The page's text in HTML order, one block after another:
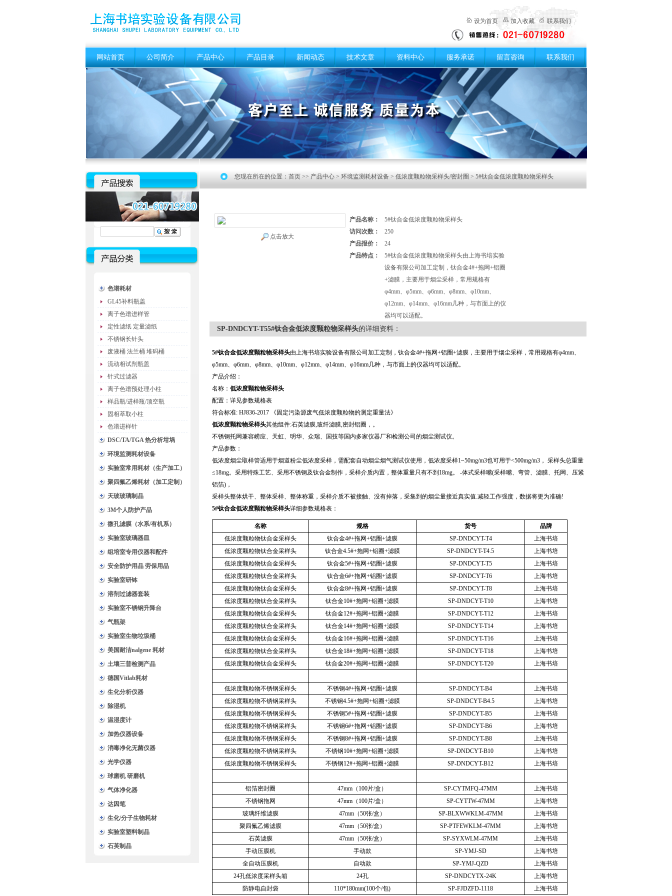
设为首页 加入收藏 联系我们
网站首页 公司简介 产品中心 产品目录 新闻动态 技术文章 资料中心 服务承诺 留言咨询 联系我们
色谱耗材
GL45补料瓶盖
离子色谱进样管
定性滤纸 定量滤纸
不锈钢长针头
废液桶 法兰桶 堆码桶
流动相试剂瓶盖
针式过滤器
离子色谱预处理小柱
样品瓶/进样瓶/顶空瓶
固相萃取小柱
色谱进样针
DSC/TA/TGA 热分析坩埚
环境监测耗材设备
实验室常用耗材（生产加工）
聚四氟乙烯耗材（加工定制）
天玻玻璃制品
3M个人防护产品
微孔滤膜（水系/有机系）
实验室玻璃器皿
组培室专用仪器和配件
安全防护用品 劳保用品
实验室研钵
溶剂过滤器套装
实验室不锈钢升降台
气瓶架
实验室生物垃圾桶
美国耐洁nalgene 耗材
土壤三普检测产品
德国Vitlab耗材
生化分析仪器
除湿机
温湿度计
加热仪器设备
消毒净化无菌仪器
光学仪器
球磨机 研磨机
气体净化器
达因笔
生化/分子生物耗材
实验室塑料制品
石英制品
您现在所在的位置： 首页 >> 产品中心 > 环境监测耗材设备 > 低浓度颗粒物采样头/密封圈 > 5#钛合金低浓度颗粒物采样头
点击放大
产品名称：
5#钛合金低浓度颗粒物采样头
访问次数：
250
产品报价：
24
产品特点：
5#钛合金低浓度颗粒物采样头由上海书培实验
设备有限公司加工定制，钛合金4#+拖网+铝圈
+滤膜，主要用于烟尘采样，常用规格有
φ4mm、φ5mm、φ6mm、φ8mm、φ10mm、
φ12mm、φ14mm、φ16mm几种，与市面上的仪
器均可以适配。
SP-DNDCYT-T55#钛合金低浓度颗粒物采样头的详细资料：
5#钛合金低浓度颗粒物采样头由上海书培实验设备有限公司加工定制，钛合金4#+拖网+铝圈+滤膜，主要用于烟尘采样，常用规格有φ4mm、
φ5mm、φ6mm、φ8mm、φ10mm、φ12mm、φ14mm、φ16mm几种，与市面上的仪器均可以适配。
产品介绍：
名称： 低浓度颗粒物采样头
配置：详见参数规格表
符合标准: HJ836-2017
《固定污染源废气低浓度颗粒物的测定重量法》
低浓度颗粒物采样头其他组件:石英滤膜,玻纤滤膜,密封铝圈，。
不锈钢托网兼容崂应、天虹、明华、众瑞、国技等国内多家仪器厂和检测公司的烟尘测试仪。
产品参数：
低浓度烟尘取样管适用于烟道粉尘低浓度采样，需配套自动烟尘烟气测试仪使用，低浓度采样1~50mg/m3也可用于<500mg/m3 ， 采样头总重量
≤18mg。采用特殊工艺、采用不锈钢及钛合金制作，采样介质内置，整体重量只有不到 18mg。 -体式采样嘴(采样嘴、弯管、滤膜、托网、压紧
铝箔) ，
采样头整体烘干、整体采样、整体称重，采样介质不被接触、没有掉落，采集到的烟尘量接近真实值.减轻工作强度，数据将更为准确!
5#钛合金低浓度颗粒物采样头详细参数规格表：
名称 规格 货号
品牌
低浓度颗粒物钛合金采样头
钛合金4#+拖网+铝圈+滤膜 SP-DNDCYT-T4
上海书培
低浓度颗粒物钛合金采样头
钛合金4.5#+拖网+铝圈+滤膜 SP-DNDCYT-T4.5
上海书培
低浓度颗粒物钛合金采样头
钛合金5#+拖网+铝圈+滤膜 SP-DNDCYT-T5
上海书培
低浓度颗粒物钛合金采样头
钛合金6#+拖网+铝圈+滤膜 SP-DNDCYT-T6
上海书培
低浓度颗粒物钛合金采样头
钛合金8#+拖网+铝圈+滤膜 SP-DNDCYT-T8
上海书培
低浓度颗粒物钛合金采样头
钛合金10#+拖网+铝圈+滤膜 SP-DNDCYT-T10
上海书培
低浓度颗粒物钛合金采样头
钛合金12#+拖网+铝圈+滤膜 SP-DNDCYT-T12
上海书培
低浓度颗粒物钛合金采样头
钛合金14#+拖网+铝圈+滤膜 SP-DNDCYT-T14
上海书培
低浓度颗粒物钛合金采样头
钛合金16#+拖网+铝圈+滤膜 SP-DNDCYT-T16
上海书培
低浓度颗粒物钛合金采样头
钛合金18#+拖网+铝圈+滤膜 SP-DNDCYT-T18
上海书培
低浓度颗粒物钛合金采样头
钛合金20#+拖网+铝圈+滤膜 SP-DNDCYT-T20 上海书培
低浓度颗粒物不锈钢采样头 不锈钢4#+拖网+铝圈+滤膜 SP-DNDCYT-B4
上海书培
低浓度颗粒物不锈钢采样头
不锈钢4.5#+拖网+铝圈+滤膜 SP-DNDCYT-B4.5
上海书培
低浓度颗粒物不锈钢采样头
不锈钢5#+拖网+铝圈+滤膜 SP-DNDCYT-B5
上海书培
低浓度颗粒物不锈钢采样头
不锈钢6#+拖网+铝圈+滤膜 SP-DNDCYT-B6
上海书培
低浓度颗粒物不锈钢采样头
不锈钢8#+拖网+铝圈+滤膜 SP-DNDCYT-B8
上海书培
低浓度颗粒物不锈钢采样头
不锈钢10#+拖网+铝圈+滤膜 SP-DNDCYT-B10
上海书培
低浓度颗粒物不锈钢采样头
不锈钢12#+拖网+铝圈+滤膜 SP-DNDCYT-B12 上海书培
铝箔密封圈 47mm （ 100片/盒） SP-CYTMFQ-47MM
上海书培
不锈钢拖网
47mm （ 100片/盒） SP-CYTTW-47MM
上海书培
玻璃纤维滤膜
47mm （50张/盒） SP-BLXWWKLM-47MM
上海书培
聚四氟乙烯滤膜
47mm （50张/盒） SP-PTFEWKLM-47MM
上海书培
石英滤膜
47mm （50张/盒） SP-SYXWLM-47MM
上海书培
手动压膜机
手动款 SP-YMJ-SD
上海书培
全自动压膜机
自动款 SP-YMJ-QZD
上海书培
24孔低浓度采样头箱 24孔 SP-DNDCYTX-24K
上海书培
防静电自封袋
110*180mm(100个/包) SP-FJDZFD-1118 上海书培